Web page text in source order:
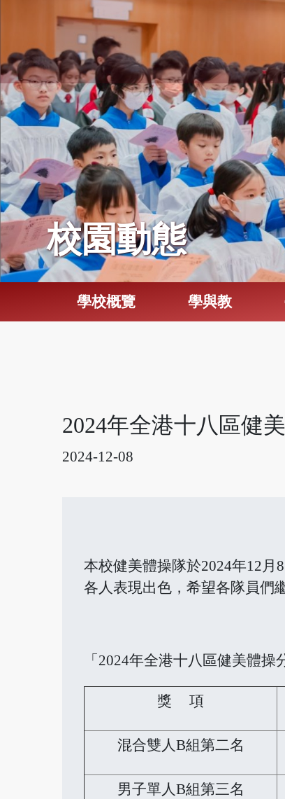
校園動態
學校概覽 學與教
2024年全港十八區健
2024-12-08
本校健美體操隊於2024年12月
各人表現出色，希望各隊員們
「2024年全港十八區健美體操
獎 項
混合雙人B組第二名
男子單人B組第三名